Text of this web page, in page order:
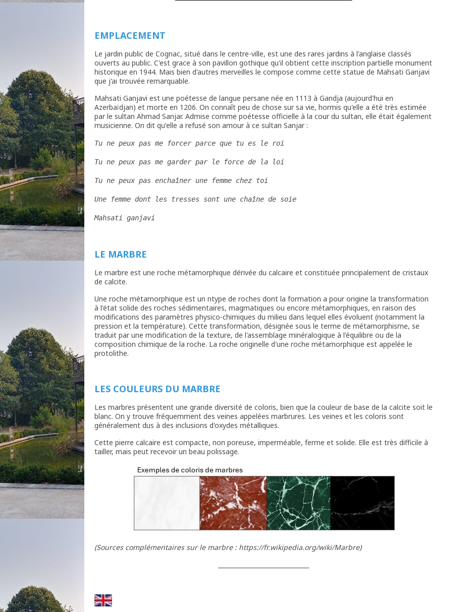
EMPLACEMENT
Le jardin public de Cognac, situé dans le centre-ville, est une des rares jardins à l'anglaise classés
ouverts au public. C'est grace à son pavillon gothique qu'il obtient cette inscription partielle monument
historique en 1944. Mais bien d'autres merveilles le compose comme cette statue de Mahsati Ganjavi
que j'ai trouvée remarquable.
Mahsati Ganjavi est une poétesse de langue persane née en 1113 à Gandja (aujourd'hui en
Azerbaïdjan) et morte en 1206. On connaît peu de chose sur sa vie, hormis qu'elle a été très estimée
par le sultan Ahmad Sanjar. Admise comme poétesse officielle à la cour du sultan, elle était également
musicienne. On dit qu'elle a refusé son amour à ce sultan Sanjar :
Tu ne peux pas me forcer parce que tu es le roi
Tu ne peux pas me garder par le force de la loi
Tu ne peux pas enchaîner une femme chez toi
Une femme dont les tresses sont une chaîne de soie
Mahsati ganjavi
LE MARBRE
Le marbre est une roche métamorphique dérivée du calcaire et constituée principalement de cristaux
de calcite.
Une roche métamorphique est un ntype de roches dont la formation a pour origine la transformation
à l'état solide des roches sédimentaires, magmatiques ou encore métamorphiques, en raison des
modifications des paramètres physico-chimiques du milieu dans lequel elles évoluent (notamment la
pression et la température). Cette transformation, désignée sous le terme de métamorphisme, se
traduit par une modification de la texture, de l'assemblage minéralogique à l'équilibre ou de la
composition chimique de la roche. La roche originelle d'une roche métamorphique est appelée le
protolithe.
LES COULEURS DU MARBRE
Les marbres présentent une grande diversité de coloris, bien que la couleur de base de la calcite soit le
blanc. On y trouve fréquemment des veines appelées marbrures. Les veines et les coloris sont
généralement dus à des inclusions d'oxydes métalliques.
Cette pierre calcaire est compacte, non poreuse, imperméable, ferme et solide. Elle est très difficile à
tailler, mais peut recevoir un beau polissage.
(Sources complémentaires sur le marbre : https://fr.wikipedia.org/wiki/Marbre)